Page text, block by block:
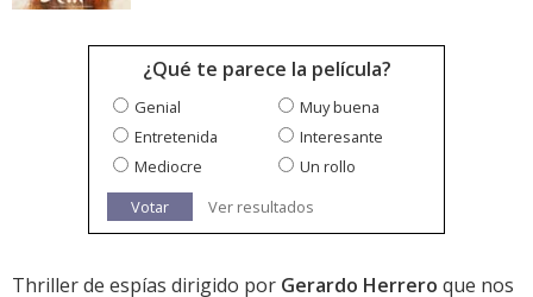
¿Qué te parece la película?
Genial
Muy buena
Entretenida
Interesante
Mediocre
Un rollo
Votar
Ver resultados
Thriller de espías dirigido por Gerardo Herrero que nos